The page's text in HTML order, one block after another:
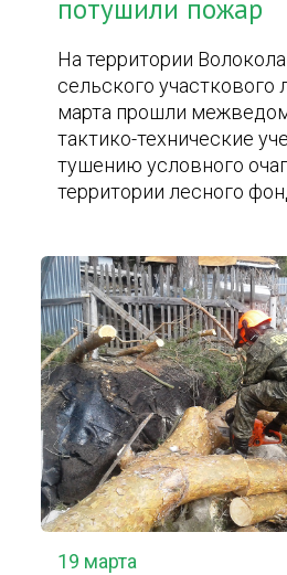
потушили пожар
На территории
сельского участкового
марта прошли
тактико-технические
тушению условного
территории лесного
19 марта